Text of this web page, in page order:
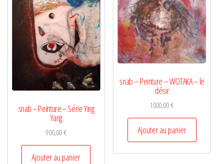
snab – Peinture – Série Ying
Yang
900,00€
Ajouter au panier
snab – Peinture – WOTAKA – le
désir
1000,00€
Ajouter au panier